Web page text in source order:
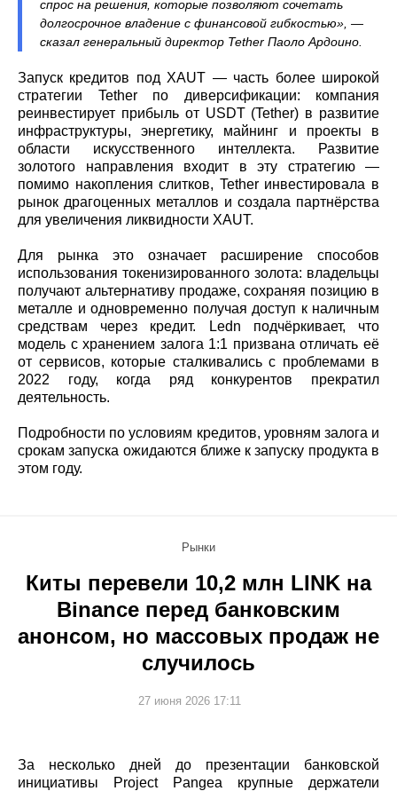
спрос на решения, которые позволяют сочетать
долгосрочное владение с финансовой гибкостью», —
сказал генеральный директор Tether Паоло Ардоино.
Запуск кредитов под XAUT — часть более широкой
стратегии Tether по диверсификации: компания
реинвестирует прибыль от USDT (Tether) в развитие
инфраструктуры, энергетику, майнинг и проекты в
области искусственного интеллекта. Развитие
золотого направления входит в эту стратегию —
помимо накопления слитков, Tether инвестировала в
рынок драгоценных металлов и создала партнёрства
для увеличения ликвидности XAUT.
Для рынка это означает расширение способов
использования токенизированного золота: владельцы
получают альтернативу продаже, сохраняя позицию в
металле и одновременно получая доступ к наличным
средствам через кредит. Ledn подчёркивает, что
модель с хранением залога 1:1 призвана отличать её
от сервисов, которые сталкивались с проблемами в
2022 году, когда ряд конкурентов прекратил
деятельность.
Подробности по условиям кредитов, уровням залога и
срокам запуска ожидаются ближе к запуску продукта в
этом году.
Рынки
Киты перевели 10,2 млн LINK на
Binance перед банковским
анонсом, но массовых продаж не
случилось
27 июня 2026 17:11
За несколько дней до презентации банковской
инициативы Project Pangea крупные держатели